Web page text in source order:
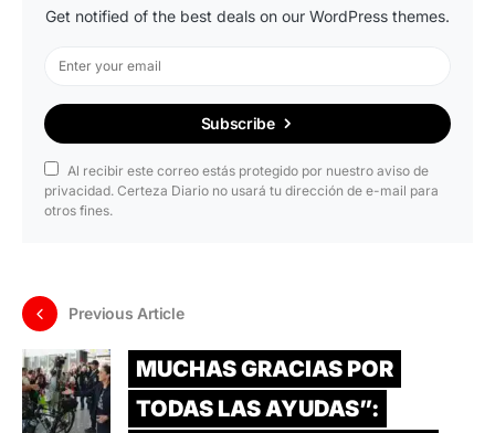
Get notified of the best deals on our WordPress themes.
Subscribe
Al recibir este correo estás protegido por nuestro aviso de
privacidad. Certeza Diario no usará tu dirección de e-mail para
otros fines.
Previous Article
MUCHAS GRACIAS POR
TODAS LAS AYUDAS”: